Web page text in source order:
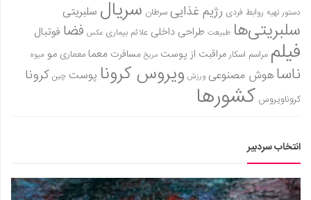
دستور تهیه روابط فردی رژیم غذاییسرطان سریال سلبریتی
سلبریتی‌ها طبیعت طراحی داخلی علائم بیماری عکس فضا فوتبال
فیلم مراسم اسکارمراقبت از پوست مریخ مسافرت معمامعماری مو میوه
ناساهوش مصنوعی ورزش ویروس کرونا پوست چین کرونا
کروناویروس کشورها
انتخاب سردبیر